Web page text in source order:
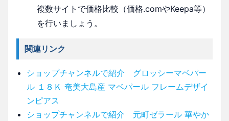
複数サイトで価格比較（価格.comやKeepa等）
を行いましょう。
関連リンク
ショップチャンネルで紹介 グロッシーマベパー
ル １８Ｋ 奄美大島産 マベパール フレームデザイ
ンピアス
ショップチャンネルで紹介 元町ゼラール 華やか